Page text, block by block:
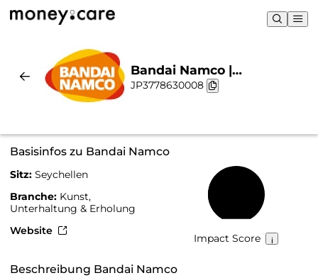
Bandai Namco |
Nachhaltigkeit & Chart
JP3778630008
Basisinfos zu Bandai Namco
Sitz: Seychellen
Branche: Kunst,
Unterhaltung & Erholung
Website
Impact Score
Beschreibung Bandai Namco